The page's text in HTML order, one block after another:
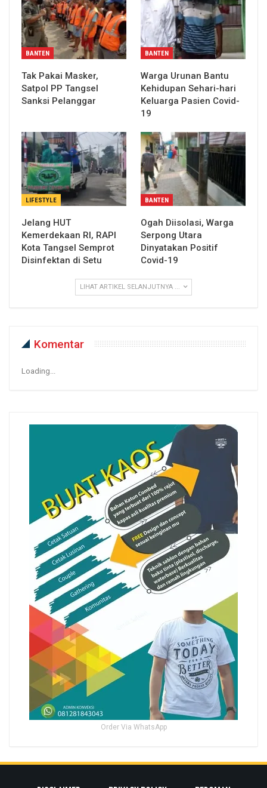
BANTEN
Tak Pakai Masker,
Satpol PP Tangsel
Sanksi Pelanggar
BANTEN
Warga Urunan Bantu
Kehidupan Sehari-hari
Keluarga Pasien Covid-
19
LIFESTYLE
Jelang HUT
Kemerdekaan RI, RAPI
Kota Tangsel Semprot
Disinfektan di Setu
BANTEN
Ogah Diisolasi, Warga
Serpong Utara
Dinyatakan Positif
Covid-19
LIHAT ARTIKEL SELANJUTNYA ...
Komentar
Loading...
Order Via WhatsApp